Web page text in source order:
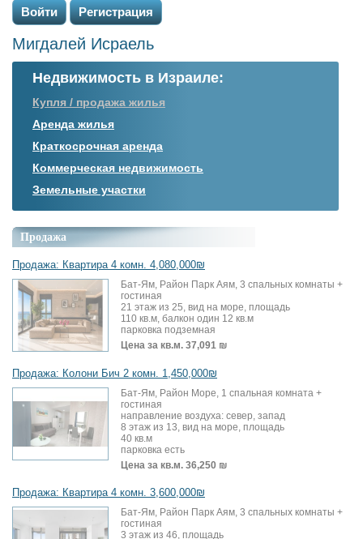
Войти Регистрация
Мигдалей Исраель
Недвижимость в Израиле:
Купля / продажа жилья
Аренда жилья
Краткосрочная аренда
Коммерческая недвижимость
Земельные участки
Продажа
Продажа: Квартира 4 комн. 4,080,000₪
Бат-Ям, Район Парк Аям, 3 спальных комнаты +
гостиная
21 этаж из 25, вид на море, площадь
110 кв.м, балкон один 12 кв.м
парковка подземная
Цена за кв.м. 37,091 ₪
Продажа: Колони Бич 2 комн. 1,450,000₪
Бат-Ям, Район Море, 1 спальная комната +
гостиная
направление воздуха: север, запад
8 этаж из 13, вид на море, площадь
40 кв.м
парковка есть
Цена за кв.м. 36,250 ₪
Продажа: Квартира 4 комн. 3,600,000₪
Бат-Ям, Район Парк Аям, 3 спальных комнаты +
гостиная
3 этаж из 46, площадь